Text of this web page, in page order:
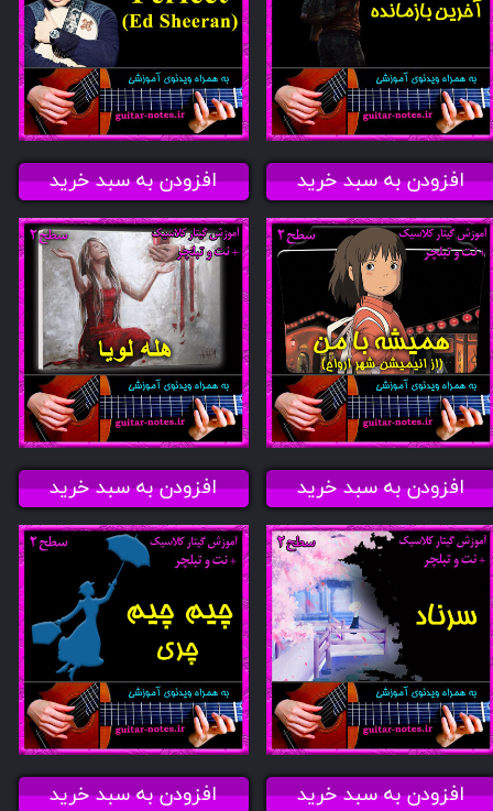
افزودن به سبد خرید افزودن به سبد خرید
افزودن به سبد خرید افزودن به سبد خرید
افزودن به سبد خرید افزودن به سبد خرید